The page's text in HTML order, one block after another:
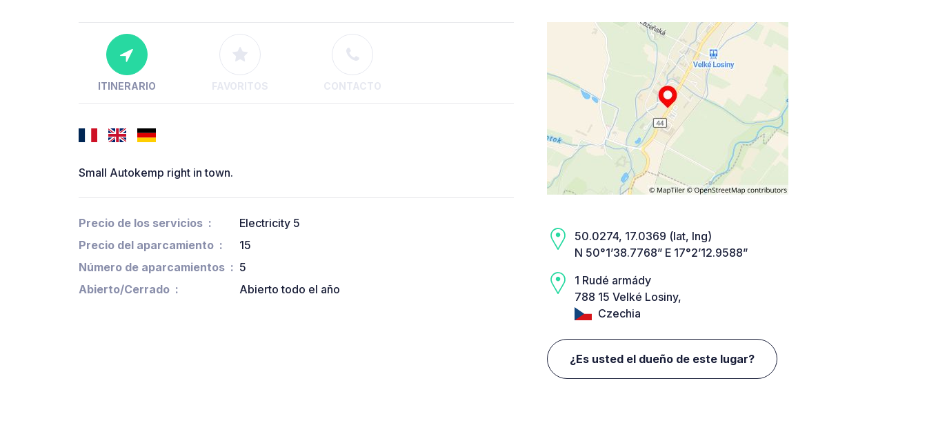
ITINERARIO FAVORITOS CONTACTO
Small Autokemp right in town.
Precio de los servicios
Electricity 5
Precio del aparcamiento
15
Número de aparcamientos
5
Abierto/Cerrado
Abierto todo el año
50.0274, 17.0369 (lat, lng)
N 50°1’38.7768” E 17°2’12.9588”
1 Rudé armády
788 15 Velké Losiny,
Czechia
¿Es usted el dueño de este lugar?